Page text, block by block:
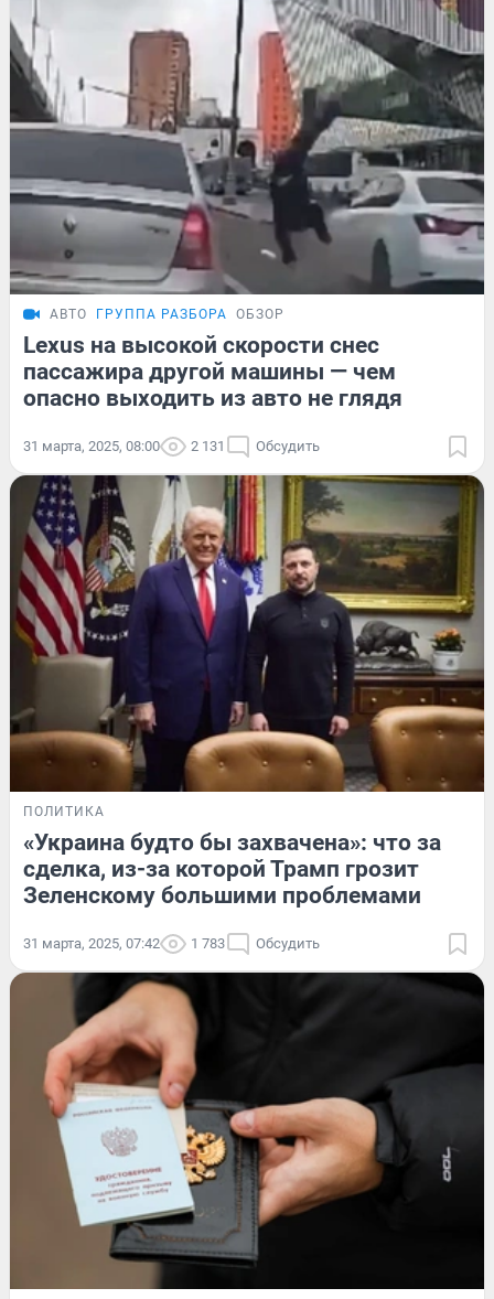
АВТО ГРУППА РАЗБОРА ОБЗОР
Lexus на высокой скорости снес
пассажира другой машины — чем
опасно выходить из авто не глядя
31 марта, 2025, 08:00 2 131 Обсудить
ПОЛИТИКА
«Украина будто бы захвачена»: что за
сделка, из-за которой Трамп грозит
Зеленскому большими проблемами
31 марта, 2025, 07:42 1 783 Обсудить